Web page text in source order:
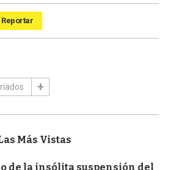
Reportar
Más Vistas
de la insólita suspensión del